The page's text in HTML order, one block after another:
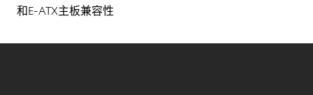
和E-ATX主板兼容性